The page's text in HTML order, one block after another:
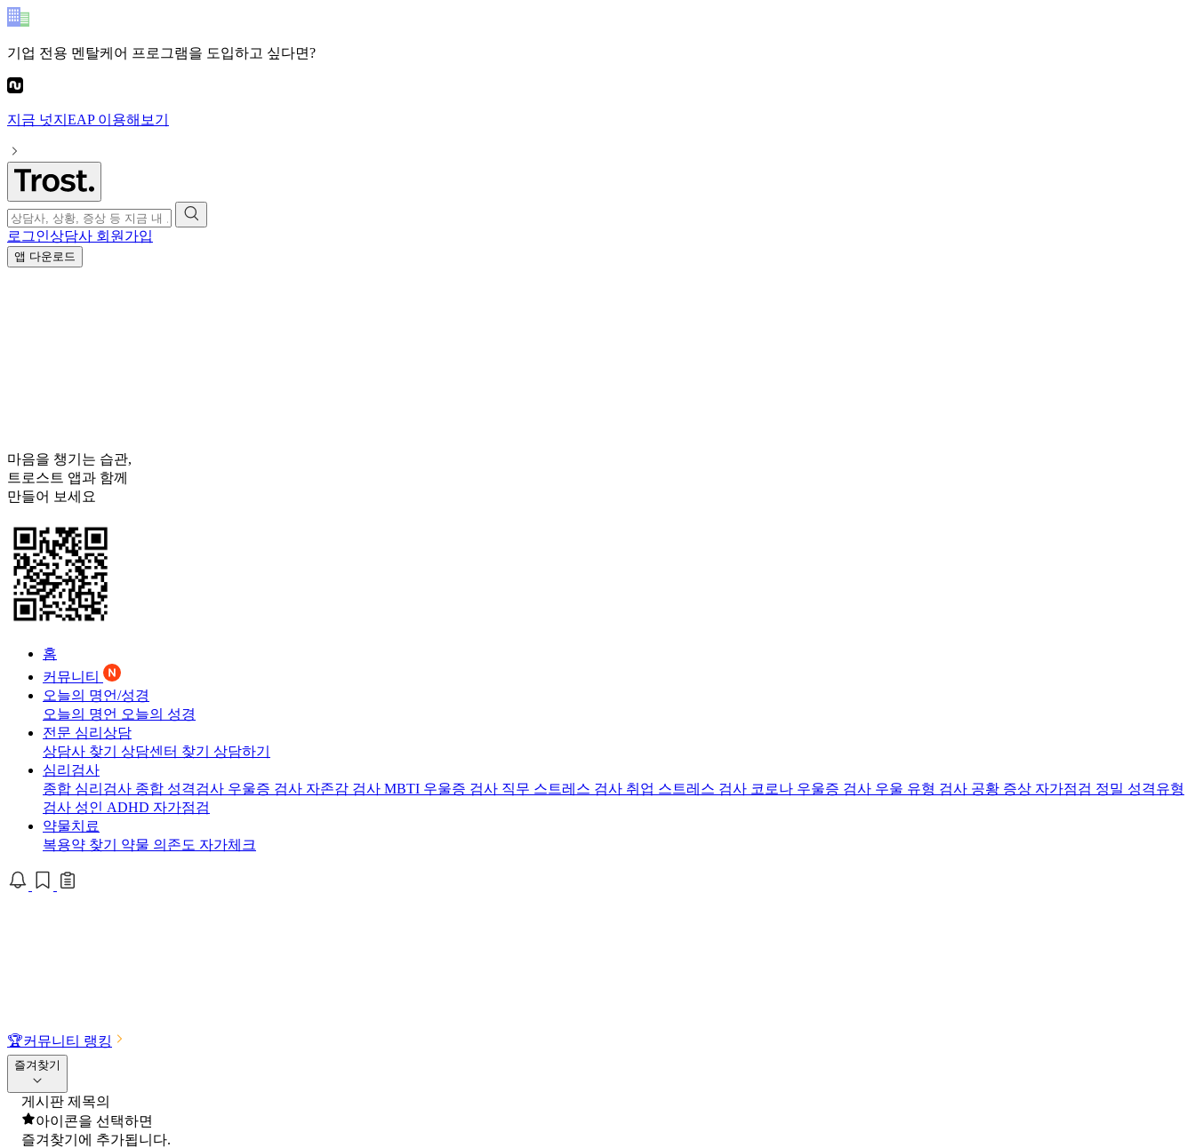
기업 전용 멘탈케어 프로그램을 도입하고 싶다면?
지금 넛지EAP이용해보기
로그인상담사 회원가입
앱 다운로드
마음을 챙기는 습관,
트로스트 앱과 함께
만들어 보세요
홈
커뮤니티
오늘의 명언/성경
오늘의 명언 오늘의 성경
전문 심리상담
상담사 찾기 상담센터 찾기 상담하기
심리검사
종합 심리검사 종합 성격검사 우울증 검사 자존감 검사 MBTI 우울증 검사 직무 스트레스 검사 취업 스트레스 검사 코로나 우울증 검사 우울 유형 검사 공황 증상 자가점검 정밀 성격유형
검사 성인 ADHD 자가점검
약물치료
복용약 찾기 약물 의존도 자가체크
🏆커뮤니티 랭킹
즐겨찾기
게시판 제목의
아이콘을 선택하면
즐겨찾기에 추가됩니다.